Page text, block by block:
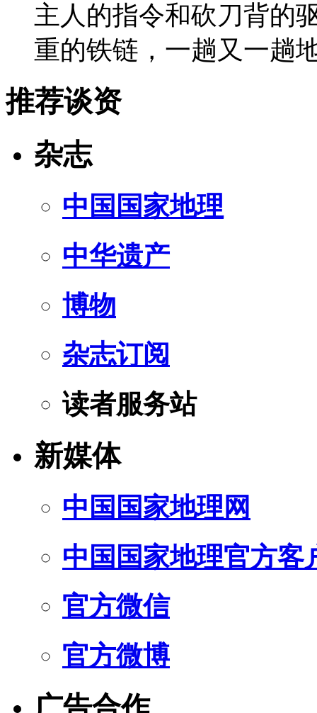
主人的指令和砍刀背的
重的铁链，一趟又一
推荐谈资
杂志
中国国家地理
中华遗产
博物
杂志订阅
读者服务站
新媒体
中国国家地理网
中国国家地理官方客
官方微信
官方微博